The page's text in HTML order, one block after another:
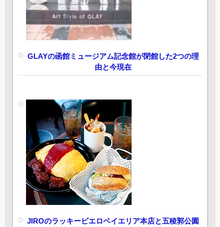
GLAYの函館ミュージアム記念館が閉館した2つの理
由と今現在
JIROのラッキーピエロベイエリア本店と五稜郭公園